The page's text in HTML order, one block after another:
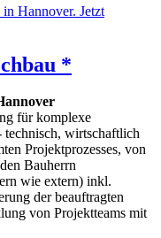
*
für komplexe
technisch, wirtschaftlich
Projektprozesses, von
Bauherrn
wie extern) inkl.
der beauftragten
von Projektteams mit